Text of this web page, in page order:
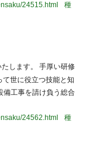
24515.html
種
します。 手厚い研修
て世に役立つ技能と知
工事を請け負う総合
24562.html
種